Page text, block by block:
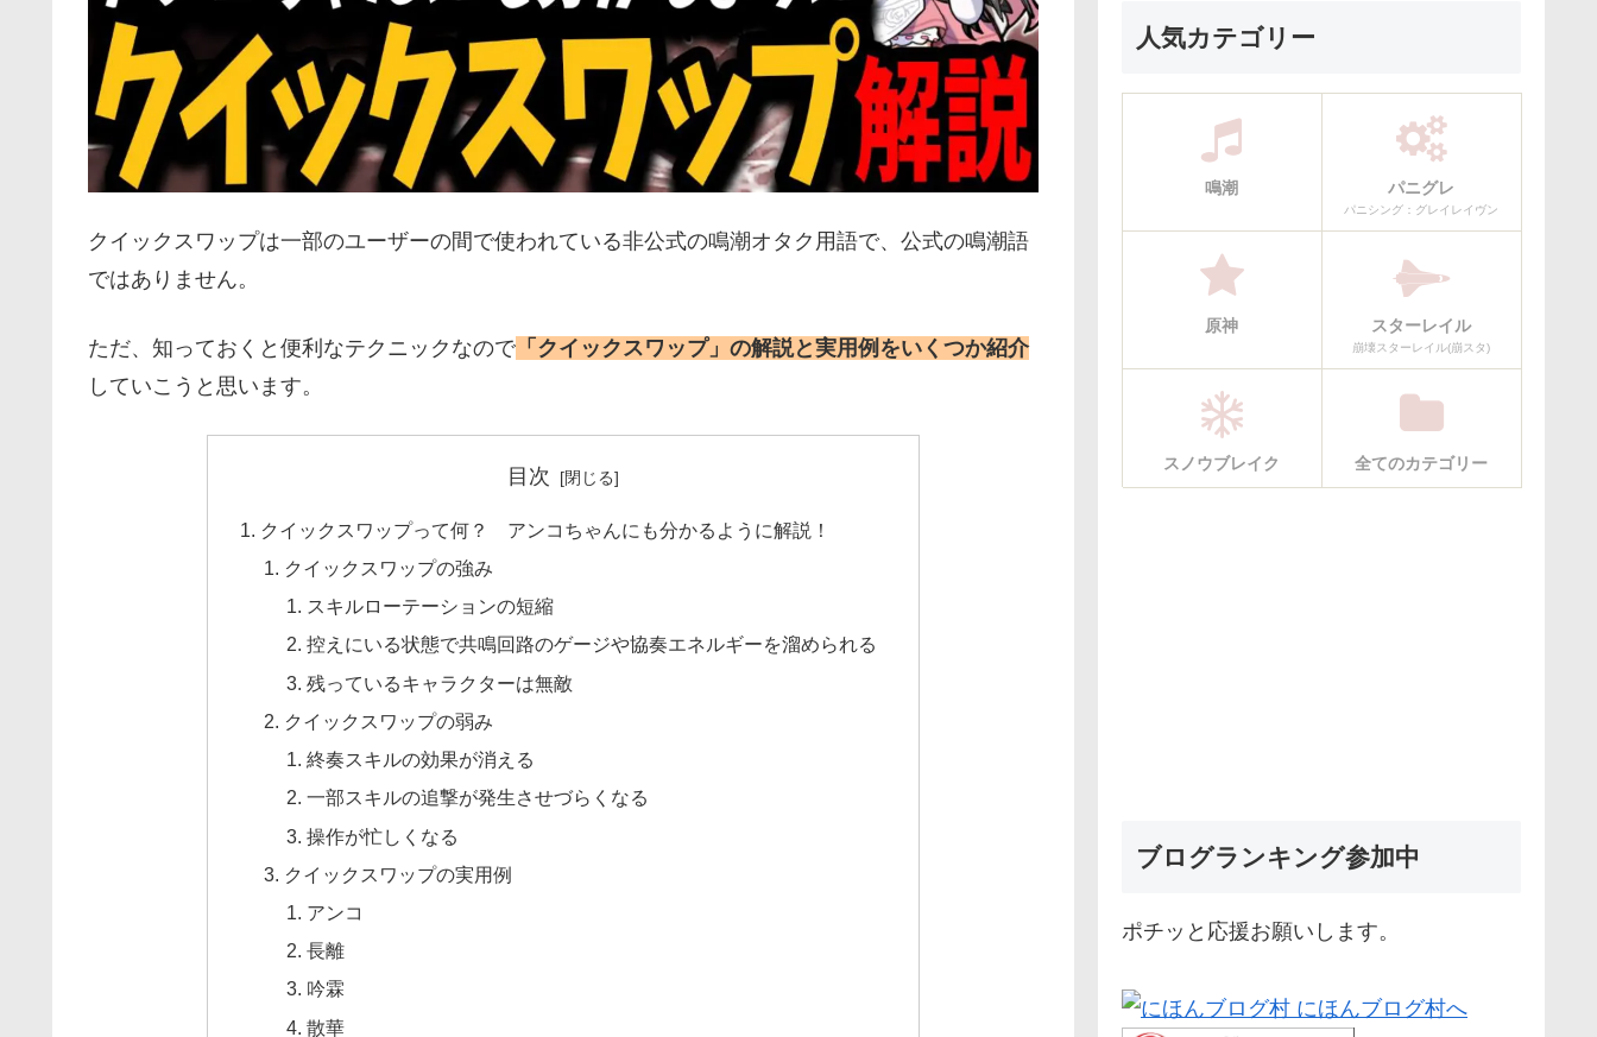
クイックスワップは一部のユーザーの間で使われている非公式の鳴潮オタク用語で、公式の鳴潮語
ではありません。
ただ、知っておくと便利なテクニックなので 「クイックスワップ」の解説と実用例をいくつか紹介
していこうと思います。
目次
クイックスワップって何？ アンコちゃんにも分かるように解説！
クイックスワップの強み
スキルローテーションの短縮
控えにいる状態で共鳴回路のゲージや協奏エネルギーを溜められる
残っているキャラクターは無敵
クイックスワップの弱み
終奏スキルの効果が消える
一部スキルの追撃が発生させづらくなる
操作が忙しくなる
クイックスワップの実用例
アンコ
長離
吟霖
散華
人気カテゴリー
鳴潮 パニグレ
パニシング：グレイレイヴン
原神 スターレイル
崩壊スターレイル(崩スタ)
スノウブレイク 全てのカテゴリー
ブログランキング参加中
ポチッと応援お願いします。